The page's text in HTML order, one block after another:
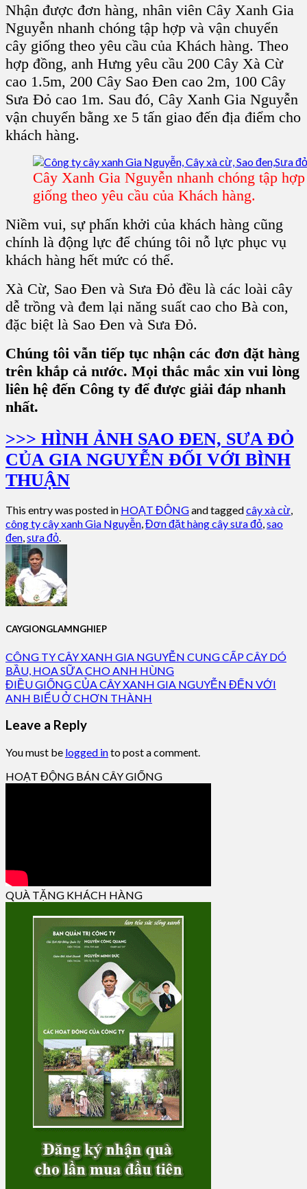
Nhận được đơn hàng, nhân viên Cây Xanh Gia
Nguyễn nhanh chóng tập hợp và vận chuyển
cây giống theo yêu cầu của Khách hàng. Theo
hợp đồng, anh Hưng yêu cầu 200 Cây Xà Cừ
cao 1.5m, 200 Cây Sao Đen cao 2m, 100 Cây
Sưa Đỏ cao 1m. Sau đó, Cây Xanh Gia Nguyễn
vận chuyển bằng xe 5 tấn giao đến địa điểm cho
khách hàng.
Cây Xanh Gia Nguyễn nhanh chóng tập
giống theo yêu cầu của Khách hàng.
Niềm vui, sự phấn khởi của khách hàng cũng
chính là động lực để chúng tôi nỗ lực phục vụ
khách hàng hết mức có thể.
Xà Cừ, Sao Đen và Sưa Đỏ đều là các loài cây
dễ trồng và đem lại năng suất cao cho Bà con,
đặc biệt là Sao Đen và Sưa Đỏ.
Chúng tôi vẫn tiếp tục nhận các đơn đặt hàng
trên khắp cả nước. Mọi thắc mắc xin vui lòng
liên hệ đến Công ty để được giải đáp nhanh
nhất.
>>> HÌNH ẢNH SAO ĐEN, SƯA ĐỎ
CỦA GIA NGUYỄN ĐỐI VỚI BÌNH
THUẬN
This entry was posted in HOẠT ĐỘNGand taggedcây xà cừ,
công ty cây xanh Gia Nguyễn,Đơn đặt hàng cây sưa đỏ,sao
đen,sưa đỏ.
CAYGIONGLAMNGHIEP
CÔNG TY CÂY XANH GIA NGUYỄN CUNG CẤP CÂY DÓ
BẦU, HOA SỮA CHO ANH HÙNG
ĐIỀU GIỐNG CỦA CÂY XANH GIA NGUYỄN ĐẾN VỚI
ANH BIỂU Ở CHƠN THÀNH
Leave a Reply
You must be logged into post a comment.
HOẠT ĐỘNG BÁN CÂY GIỐNG
QUÀ TẶNG KHÁCH HÀNG